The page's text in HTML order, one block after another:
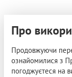
Про
Продовжуючи
ознайомилися з
погоджуєтеся на